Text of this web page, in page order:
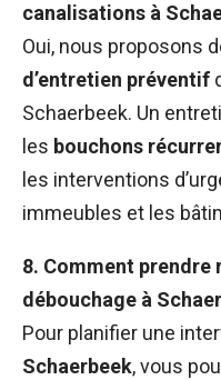
canalisations à
Oui, nous proposons
d’entretien préventif
Schaerbeek. Un
les bouchons
les interventions
immeubles et les
8. Comment prendre
débouchage à
Pour planifier une
Schaerbeek, vous